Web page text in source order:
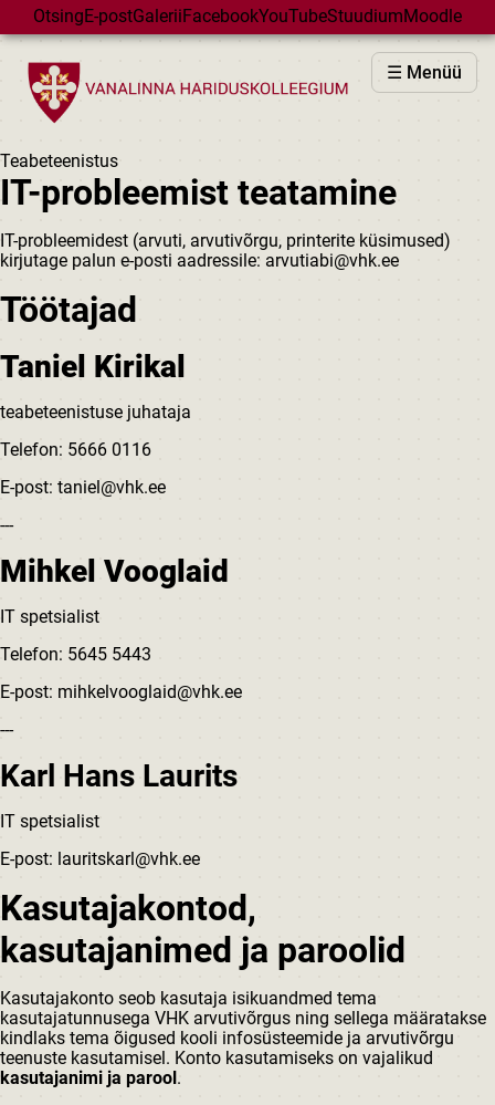
Skip to main content
OtsingE-postGaleriiFacebookYouTubeStuudiumMoodle
☰ Menüü
VHK
VASTUVÕTT
GÜMNAASIUM
MAJAD
HUVIÕPE
KALENDER
Teabeteenistus
IT-probleemist teatamine
IT-probleemidest (arvuti, arvutivõrgu, printerite küsimused)
kirjutage palun e-posti aadressile: arvutiabi@vhk.ee
Töötajad
Taniel Kirikal
teabeteenistuse juhataja
Telefon: 5666 0116
E-post: taniel@vhk.ee
---
Mihkel Vooglaid
IT spetsialist
Telefon: 5645 5443
E-post: mihkelvooglaid@vhk.ee
---
Karl Hans Laurits
IT spetsialist
E-post: lauritskarl@vhk.ee
Kasutajakontod,
kasutajanimed ja paroolid
Kasutajakonto seob kasutaja isikuandmed tema
kasutajatunnusega VHK arvutivõrgus ning sellega määratakse
kindlaks tema õigused kooli infosüsteemide ja arvutivõrgu
teenuste kasutamisel. Konto kasutamiseks on vajalikud
kasutajanimi ja parool.